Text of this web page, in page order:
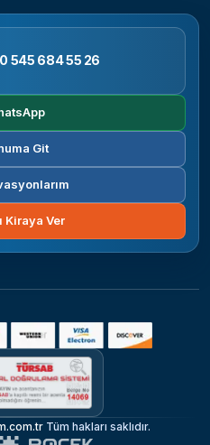
545 684 55 26
Git
Kiraya Ver
Tüm hakları saklıdır.